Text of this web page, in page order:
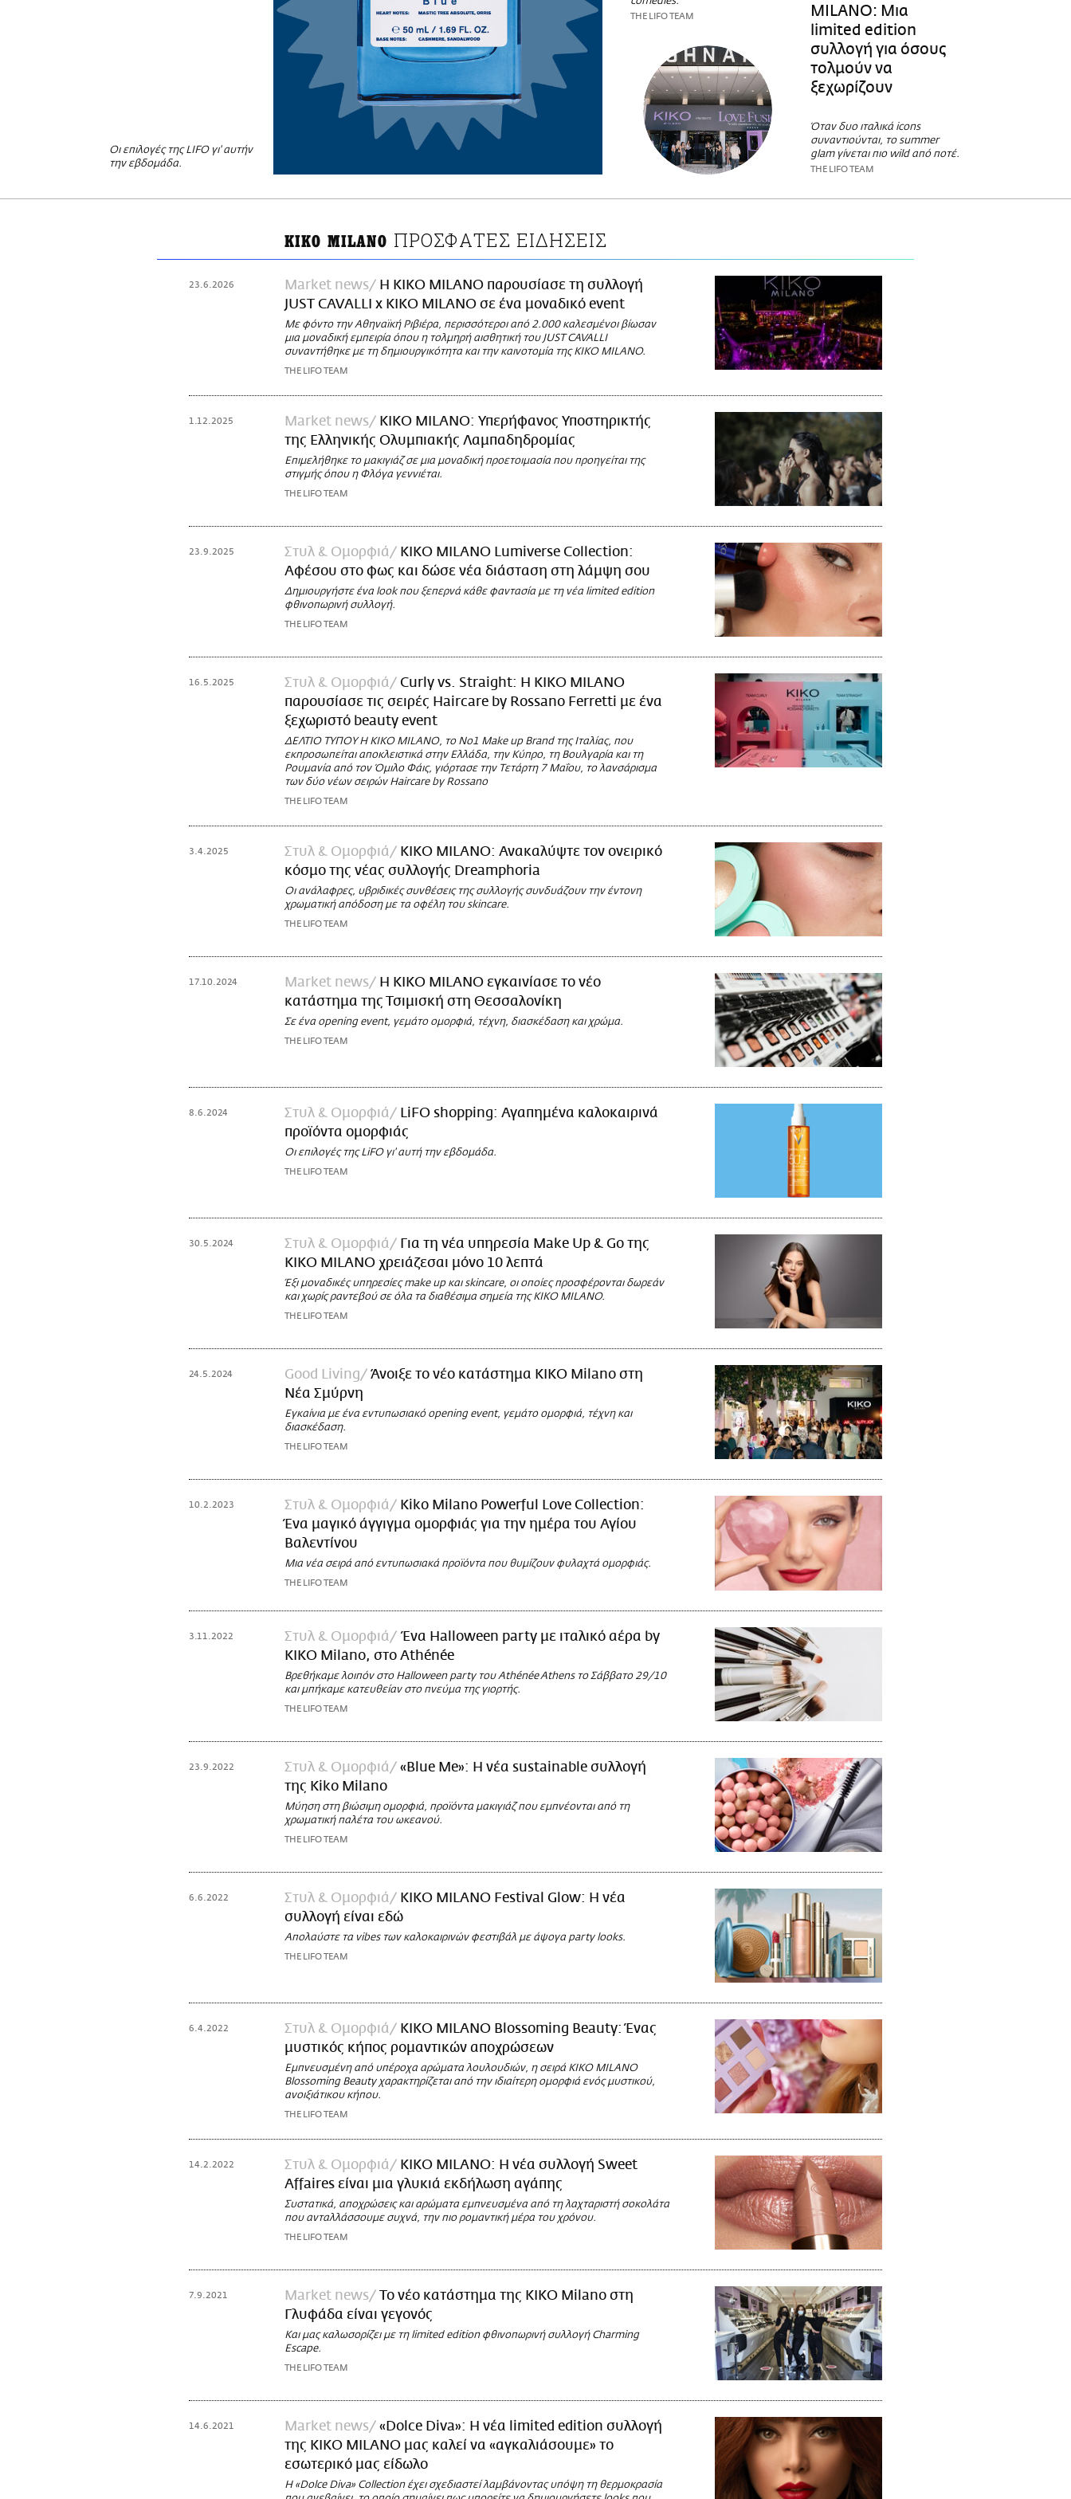
Οι επιλογές της LIFO γι' αυτήν
την εβδομάδα.
THE LIFO TEAM
MILANO: Μια
limited edition
συλλογή για όσους
τολμούν να
ξεχωρίζουν
Όταν δυο ιταλικά icons
συναντιούνται, το summer
glam γίνεται πιο wild από ποτέ.
THE LIFO TEAM
KIKO MILANO ΠΡΟΣΦΑΤΕΣ ΕΙΔΗΣΕΙΣ
23.6.2026 Market news
Η KIKO MILANO παρουσίασε τη συλλογή
JUST CAVALLI x KIKO MILANO σε ένα μοναδικό event
Με φόντο την Αθηναϊκή Ριβιέρα, περισσότεροι από 2.000 καλεσμένοι βίωσαν
μια μοναδική εμπειρία όπου η τολμηρή αισθητική του JUST CAVALLI
συναντήθηκε με τη δημιουργικότητα και την καινοτομία της KIKO MILANO.
THE LIFO TEAM
1.12.2025 Market news
KIKO MILANO: Υπερήφανος Υποστηρικτής
της Eλληνικής Ολυμπιακής Λαμπαδηδρομίας
Επιμελήθηκε το μακιγιάζ σε μια μοναδική προετοιμασία που προηγείται της
στιγμής όπου η Φλόγα γεννιέται.
THE LIFO TEAM
23.9.2025 Στυλ & Ομορφιά
KIKO MILANO Lumiverse Collection:
Αφέσου στο φως και δώσε νέα διάσταση στη λάμψη σου
Δημιουργήστε ένα look που ξεπερνά κάθε φαντασία με τη νέα limited edition
φθινοπωρινή συλλογή.
THE LIFO TEAM
16.5.2025 Στυλ & Ομορφιά
Curly vs. Straight: H KIKO MILANO
παρουσίασε τις σειρές Haircare by Rossano Ferretti με ένα
ξεχωριστό beauty event
ΔΕΛΤΙΟ ΤΥΠΟΥ Η KIKO MILANO, το No1 Make up Brand της Ιταλίας, που
εκπροσωπείται αποκλειστικά στην Ελλάδα, την Κύπρο, τη Βουλγαρία και τη
Ρουμανία από τον Όμιλο Φάις, γιόρτασε την Τετάρτη 7 Μαΐου, το λανσάρισμα
των δύο νέων σειρών Haircare by Rossano
THE LIFO TEAM
3.4.2025 Στυλ & Ομορφιά
KIKO MILANO: Ανακαλύψτε τον ονειρικό
κόσμο της νέας συλλογής Dreamphoria
Οι ανάλαφρες, υβριδικές συνθέσεις της συλλογής συνδυάζουν την έντονη
χρωματική απόδοση με τα οφέλη του skincare.
THE LIFO TEAM
17.10.2024 Market news
Η KIKO MILANO εγκαινίασε το νέο
κατάστημα της Τσιμισκή στη Θεσσαλονίκη
Σε ένα opening event, γεμάτο ομορφιά, τέχνη, διασκέδαση και χρώμα.
THE LIFO TEAM
8.6.2024 Στυλ & Ομορφιά
LiFO shopping: Αγαπημένα καλοκαιρινά
προϊόντα ομορφιάς
Οι επιλογές της LiFO γι' αυτή την εβδομάδα.
THE LIFO TEAM
30.5.2024 Στυλ & Ομορφιά
Για τη νέα υπηρεσία Make Up & Go της
KIKO MILANO χρειάζεσαι μόνο 10 λεπτά
Έξι μοναδικές υπηρεσίες make up και skincare, οι οποίες προσφέρονται δωρεάν
και χωρίς ραντεβού σε όλα τα διαθέσιμα σημεία της KIKO MILANO.
THE LIFO TEAM
24.5.2024 Good Living
Άνοιξε το νέο κατάστημα KIKO Milano στη
Νέα Σμύρνη
Εγκαίνια με ένα εντυπωσιακό opening event, γεμάτο ομορφιά, τέχνη και
διασκέδαση.
THE LIFO TEAM
10.2.2023 Στυλ & Ομορφιά
Kiko Milano Powerful Love Collection:
Ένα μαγικό άγγιγμα ομορφιάς για την ημέρα του Αγίου
Βαλεντίνου
Μια νέα σειρά από εντυπωσιακά προϊόντα που θυμίζουν φυλαχτά ομορφιάς.
THE LIFO TEAM
3.11.2022 Στυλ & Ομορφιά
Ένα Halloween party με ιταλικό αέρα by
KIKO Milano, στο Athénée
Βρεθήκαμε λοιπόν στο Halloween party του Athénée Athens το Σάββατο 29/10
και μπήκαμε κατευθείαν στο πνεύμα της γιορτής.
THE LIFO TEAM
23.9.2022 Στυλ & Ομορφιά
«Blue Me»: Η νέα sustainable συλλογή
της Kiko Milano
Μύηση στη βιώσιμη ομορφιά, προϊόντα μακιγιάζ που εμπνέονται από τη
χρωματική παλέτα του ωκεανού.
THE LIFO TEAM
6.6.2022 Στυλ & Ομορφιά
KIKO MILANO Festival Glow: Η νέα
συλλογή είναι εδώ
Απολαύστε τα vibes των καλοκαιρινών φεστιβάλ με άψογα party looks.
THE LIFO TEAM
6.4.2022 Στυλ & Ομορφιά
KIKO MILANO Blossoming Beauty: Ένας
μυστικός κήπος ρομαντικών αποχρώσεων
Εμπνευσμένη από υπέροχα αρώματα λουλουδιών, η σειρά KIKO MILANO
Blossoming Beauty χαρακτηρίζεται από την ιδιαίτερη ομορφιά ενός μυστικού,
ανοιξιάτικου κήπου.
THE LIFO TEAM
14.2.2022 Στυλ & Ομορφιά
KIKO MILANO: Η νέα συλλογή Sweet
Affaires είναι μια γλυκιά εκδήλωση αγάπης
Συστατικά, αποχρώσεις και αρώματα εμπνευσμένα από τη λαχταριστή σοκολάτα
που ανταλλάσσουμε συχνά, την πιο ρομαντική μέρα του χρόνου.
THE LIFO TEAM
7.9.2021 Market news
Το νέο κατάστημα της KIKO Milano στη
Γλυφάδα είναι γεγονός
Και μας καλωσορίζει με τη limited edition φθινοπωρινή συλλογή Charming
Escape.
THE LIFO TEAM
14.6.2021 Market news
«Dolce Diva»: Η νέα limited edition συλλογή
της KIKO MILANO μας καλεί να «αγκαλιάσουμε» το
εσωτερικό μας είδωλο
H «Dolce Diva» Collection έχει σχεδιαστεί λαμβάνοντας υπόψη τη θερμοκρασία